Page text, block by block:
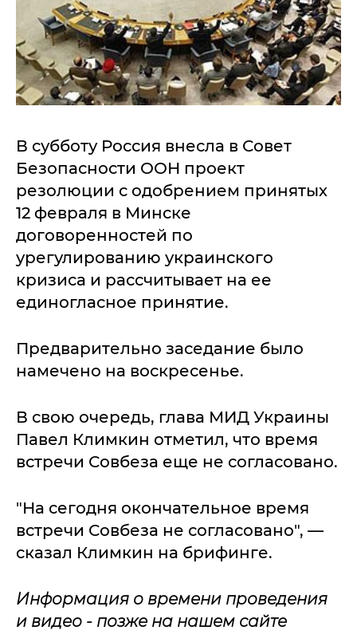
В субботу Россия внесла в Совет
Безопасности ООН проект
резолюции с одобрением принятых
12 февраля в Минске
договоренностей по
урегулированию украинского
кризиса и рассчитывает на ее
единогласное принятие.
Предварительно заседание было
намечено на воскресенье.
В свою очередь, глава МИД Украины
Павел Климкин отметил, что время
встречи Совбеза еще не согласовано.
"На сегодня окончательное время
встречи Совбеза не согласовано", —
сказал Климкин на брифинге.
Информация о времени проведения
и видео - позже на нашем сайте